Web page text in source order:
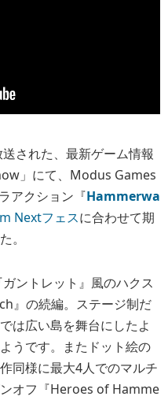
された、最新ゲーム情報
」にて、Modus Games
アクション『Hammerwa
Nextフェスに合わせて期
。
ントレット』風のハクス
』の続編。ステージ制だ
は広い島を舞台にしたよ
うです。またドット絵の
同様に最大4人でのマルチ
オフ『Heroes of Hamme